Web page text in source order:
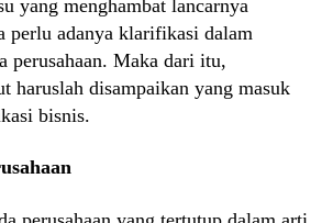
yang menghambat lancarnya
perlu adanya klarifikasi dalam
perusahaan. Maka dari itu,
haruslah disampaikan yang masuk
bisnis.